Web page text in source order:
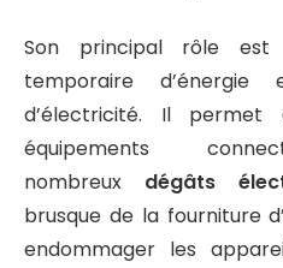
Son principal rôle
temporaire
d’électricité. Il
équipements
nombreux dégâts
brusque de la fourniture
endommager les